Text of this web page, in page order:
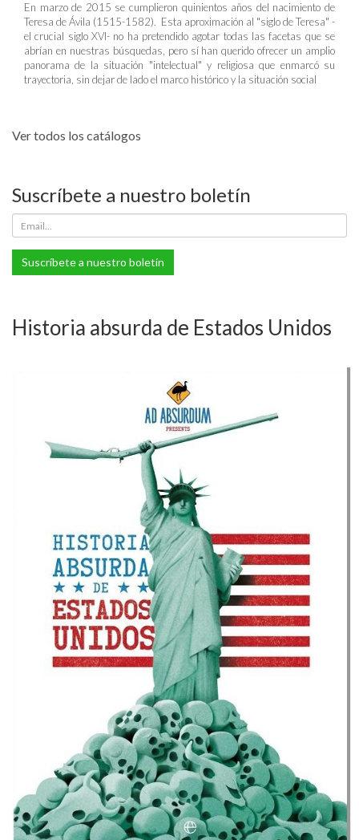
En marzo de 2015 se cumplieron quinientos años del nacimiento de
Teresa de Ávila (1515-1582). Esta aproximación al "siglo de Teresa" -
el crucial siglo XVI- no ha pretendido agotar todas las facetas que se
abrían en nuestras búsquedas, pero sí han querido ofrecer un amplio
panorama de la situación "intelectual" y religiosa que enmarcó su
trayectoria, sin dejar de lado el marco histórico y la situación social
Ver todos los catálogos
Suscríbete a nuestro boletín
Suscríbete a nuestro boletín
Historia absurda de Estados Unidos